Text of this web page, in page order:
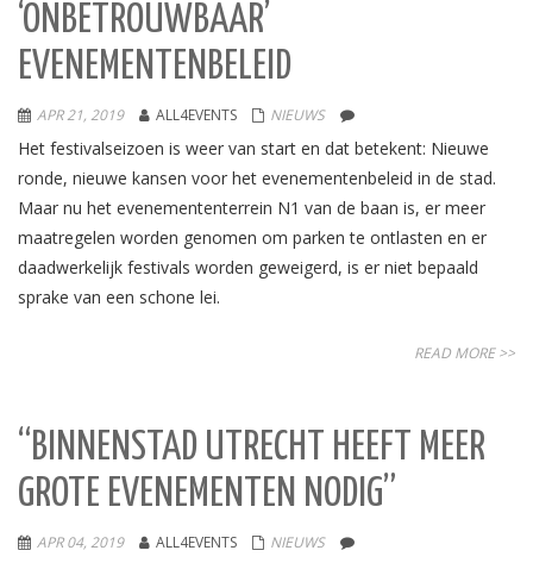
‘ONBETROUWBAAR’
EVENEMENTENBELEID
APR 21, 2019 ALL4EVENTS NIEUWS
Het festivalseizoen is weer van start en dat betekent: Nieuwe
ronde, nieuwe kansen voor het evenementenbeleid in de stad.
Maar nu het evenemententerrein N1 van de baan is, er meer
maatregelen worden genomen om parken te ontlasten en er
daadwerkelijk festivals worden geweigerd, is er niet bepaald
sprake van een schone lei.
READ MORE >>
“BINNENSTAD UTRECHT HEEFT MEER
GROTE EVENEMENTEN NODIG”
APR 04, 2019 ALL4EVENTS NIEUWS